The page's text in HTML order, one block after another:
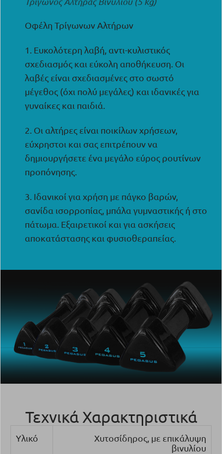
Οφέλη Τρίγωνων Αλτήρων
1. Ευκολότερη λαβή, αντι-κυλιστικός
σχεδιασμός και εύκολη αποθήκευση. Οι
λαβές είναι σχεδιασμένες στο σωστό
μέγεθος (όχι πολύ μεγάλες) και ιδανικές για
γυναίκες και παιδιά.
2. Οι αλτήρες είναι ποικίλων χρήσεων,
εύχρηστοι και σας επιτρέπουν να
δημιουργήσετε ένα μεγάλο εύρος ρουτίνων
προπόνησης.
3. Ιδανικοί για χρήση με πάγκο βαρών,
σανίδα ισορροπίας, μπάλα γυμναστικής ή στο
πάτωμα. Εξαιρετικοί και για ασκήσεις
αποκατάστασης και φυσιοθεραπείας.
Τεχνικά Χαρακτηριστικά
Υλικό
Χυτοσίδηρος, με επικάλυψη
βινυλίου